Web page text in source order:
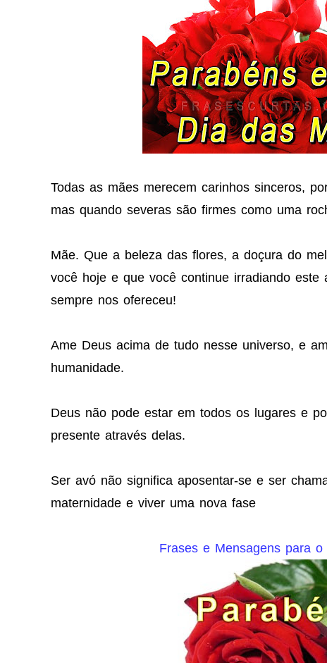
Todas as mães merecem carinhos sinceros,
mas quando severas são firmes como uma
Mãe. Que a beleza das flores, a doçura do
você hoje e que você continue irradiando este
sempre nos ofereceu!
Ame Deus acima de tudo nesse universo, e
humanidade.
Deus não pode estar em todos os lugares e
presente através delas.
Ser avó não significa aposentar-se e ser
maternidade e viver uma nova fase
Frases e Mensagens para